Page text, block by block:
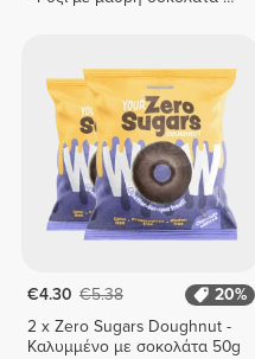
€4.30 €5.38
20%
2 x Zero Sugars Doughnut -
Καλυμμένο με σοκολάτα 50g